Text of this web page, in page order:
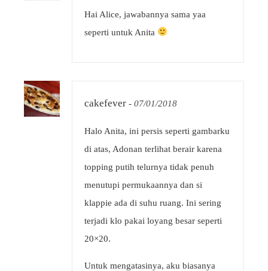
Hai Alice, jawabannya sama yaa
seperti untuk Anita
cakefever - 07/01/2018
Halo Anita, ini persis seperti gambarku
di atas, Adonan terlihat berair karena
topping putih telurnya tidak penuh
menutupi permukaannya dan si
klappie ada di suhu ruang. Ini sering
terjadi klo pakai loyang besar seperti
20×20.
Untuk mengatasinya, aku biasanya